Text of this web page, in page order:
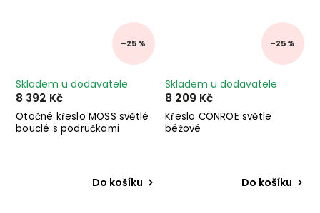
–25 %
Otočné křeslo MOSS světlé
bouclé s područkami
Skladem u dodavatele
8 392 Kč
Do košíku
–25 %
Křeslo CONROE světle
béžové
Skladem u dodavatele
8 209 Kč
Do košíku